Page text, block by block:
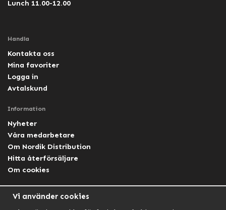
Lunch 11.00-12.00
Handla
Kontakta oss
Mina favoriter
Logga in
Avtalskund
Information
Nyheter
Våra medarbetare
Om Nordik Distribution
Hitta återförsäljare
Om cookies
Vi använder cookies